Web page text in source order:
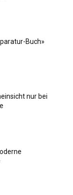
Buch»
nur bei